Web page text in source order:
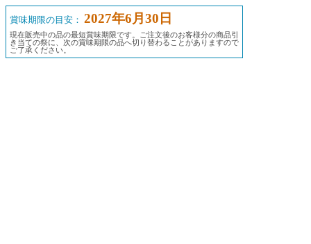
賞味期限の目安： 2027年6月30日
現在販売中の品の最短賞味期限です。ご注文後のお客様分の商品引
き当ての祭に、次の賞味期限の品へ切り替わることがありますので
ご了承ください。